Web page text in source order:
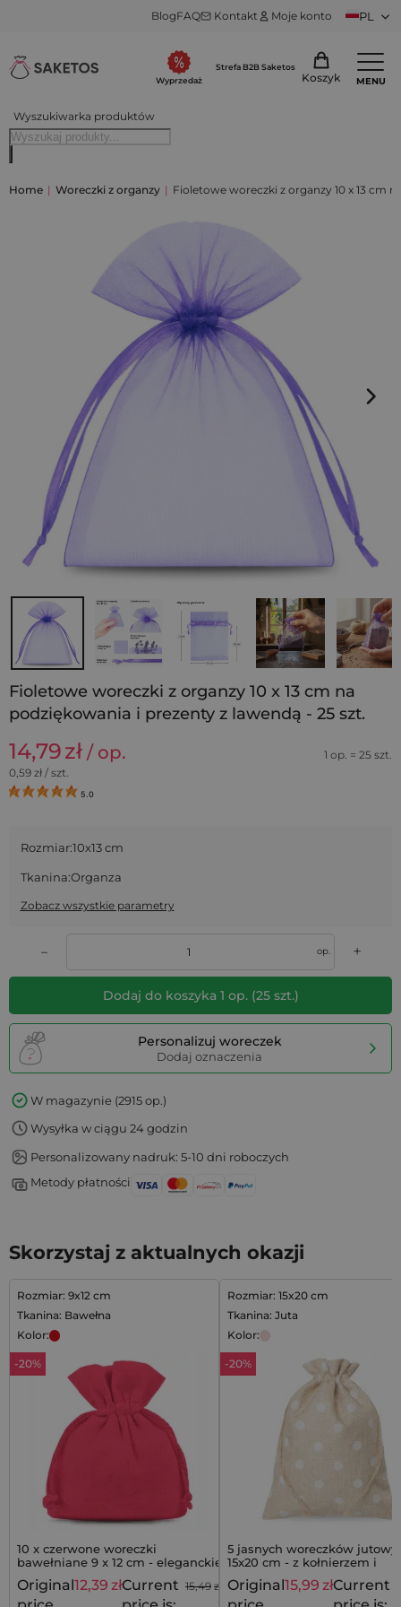
BlogFAQ Kontakt Moje konto PL
Wyszukiwarka produktów
Wyprzedaż
Strefa B2B Saketos
Koszyk MENU
Home | Woreczki z organzy | Fioletowe woreczki z organzy 10 x 13 cm
Fioletowe woreczki z organzy 10 x 13 cm na
podziękowania i prezenty z lawendą - 25 szt.
14,79zł / op.
1 op. = 25 szt.
0,59 zł / szt.
5.0
Rozmiar:10x13 cm
Tkanina:Organza
Zobacz wszystkie parametry
– op. +
Dodaj do koszyka 1 op. (25szt.)
Personalizuj woreczek
Dodaj oznaczenia
W magazynie (2915 op.)
Wysyłka w ciągu 24 godzin
Personalizowany nadruk: 5-10 dni roboczych
Metody płatności
Skorzystaj z aktualnych okazji
Rozmiar: 9x12 cm
Tkanina: Bawełna
Kolor:
-20%
10 x czerwone woreczki
bawełniane 9 x 12 cm - eleganckie
opakowanie na prezenty
15,49 zł
Original12,39 złCurrent
Rozmiar: 15x20 cm
Tkanina: Juta
Kolor:
-20%
5 jasnych woreczków
15x20 cm - z kołnierzem i
groszkowym nadrukiem
Original15,99 złCurrent